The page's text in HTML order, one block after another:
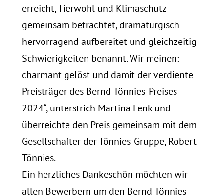
erreicht, Tierwohl und Klimaschutz
gemeinsam betrachtet, dramaturgisch
hervorragend aufbereitet und gleichzeitig
Schwierigkeiten benannt. Wir meinen:
charmant gelöst und damit der verdiente
Preisträger des Bernd-Tönnies-Preises
2024“, unterstrich Martina Lenk und
überreichte den Preis gemeinsam mit dem
Gesellschafter der Tönnies-Gruppe, Robert
Tönnies.
Ein herzliches Dankeschön möchten wir
allen Bewerbern um den Bernd-Tönnies-